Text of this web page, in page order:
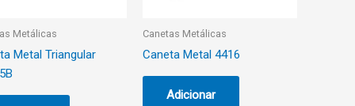
Metálicas
Metal Triangular
Canetas Metálicas
Caneta Metal 4416
Adicionar